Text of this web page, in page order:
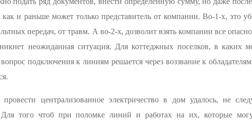
как и раньше может только представитель от компании. Во-1-х, это
передач, от травм. А во-2-х, дозволит взять компании все
неожиданная ситуация. Для коттеджных поселков, в каких
подключения к линиям решается через воззвание к
централизованное электричество в дом удалось, не
Для того чтоб при поломке линий и работах на их, которые